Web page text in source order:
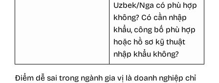
Uzbek/Nga có phù hợp
không? Có cần nhập
khẩu, công bố phù hợp
hoặc hồ sơ kỹ thuật
nhập khẩu không?
Điểm dễ sai trong ngành gia vị là doanh nghiệp chỉ